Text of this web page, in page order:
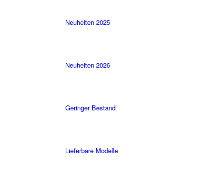
Neuheiten 2025
Neuheiten 2026
Geringer Bestand
Lieferbare Modelle